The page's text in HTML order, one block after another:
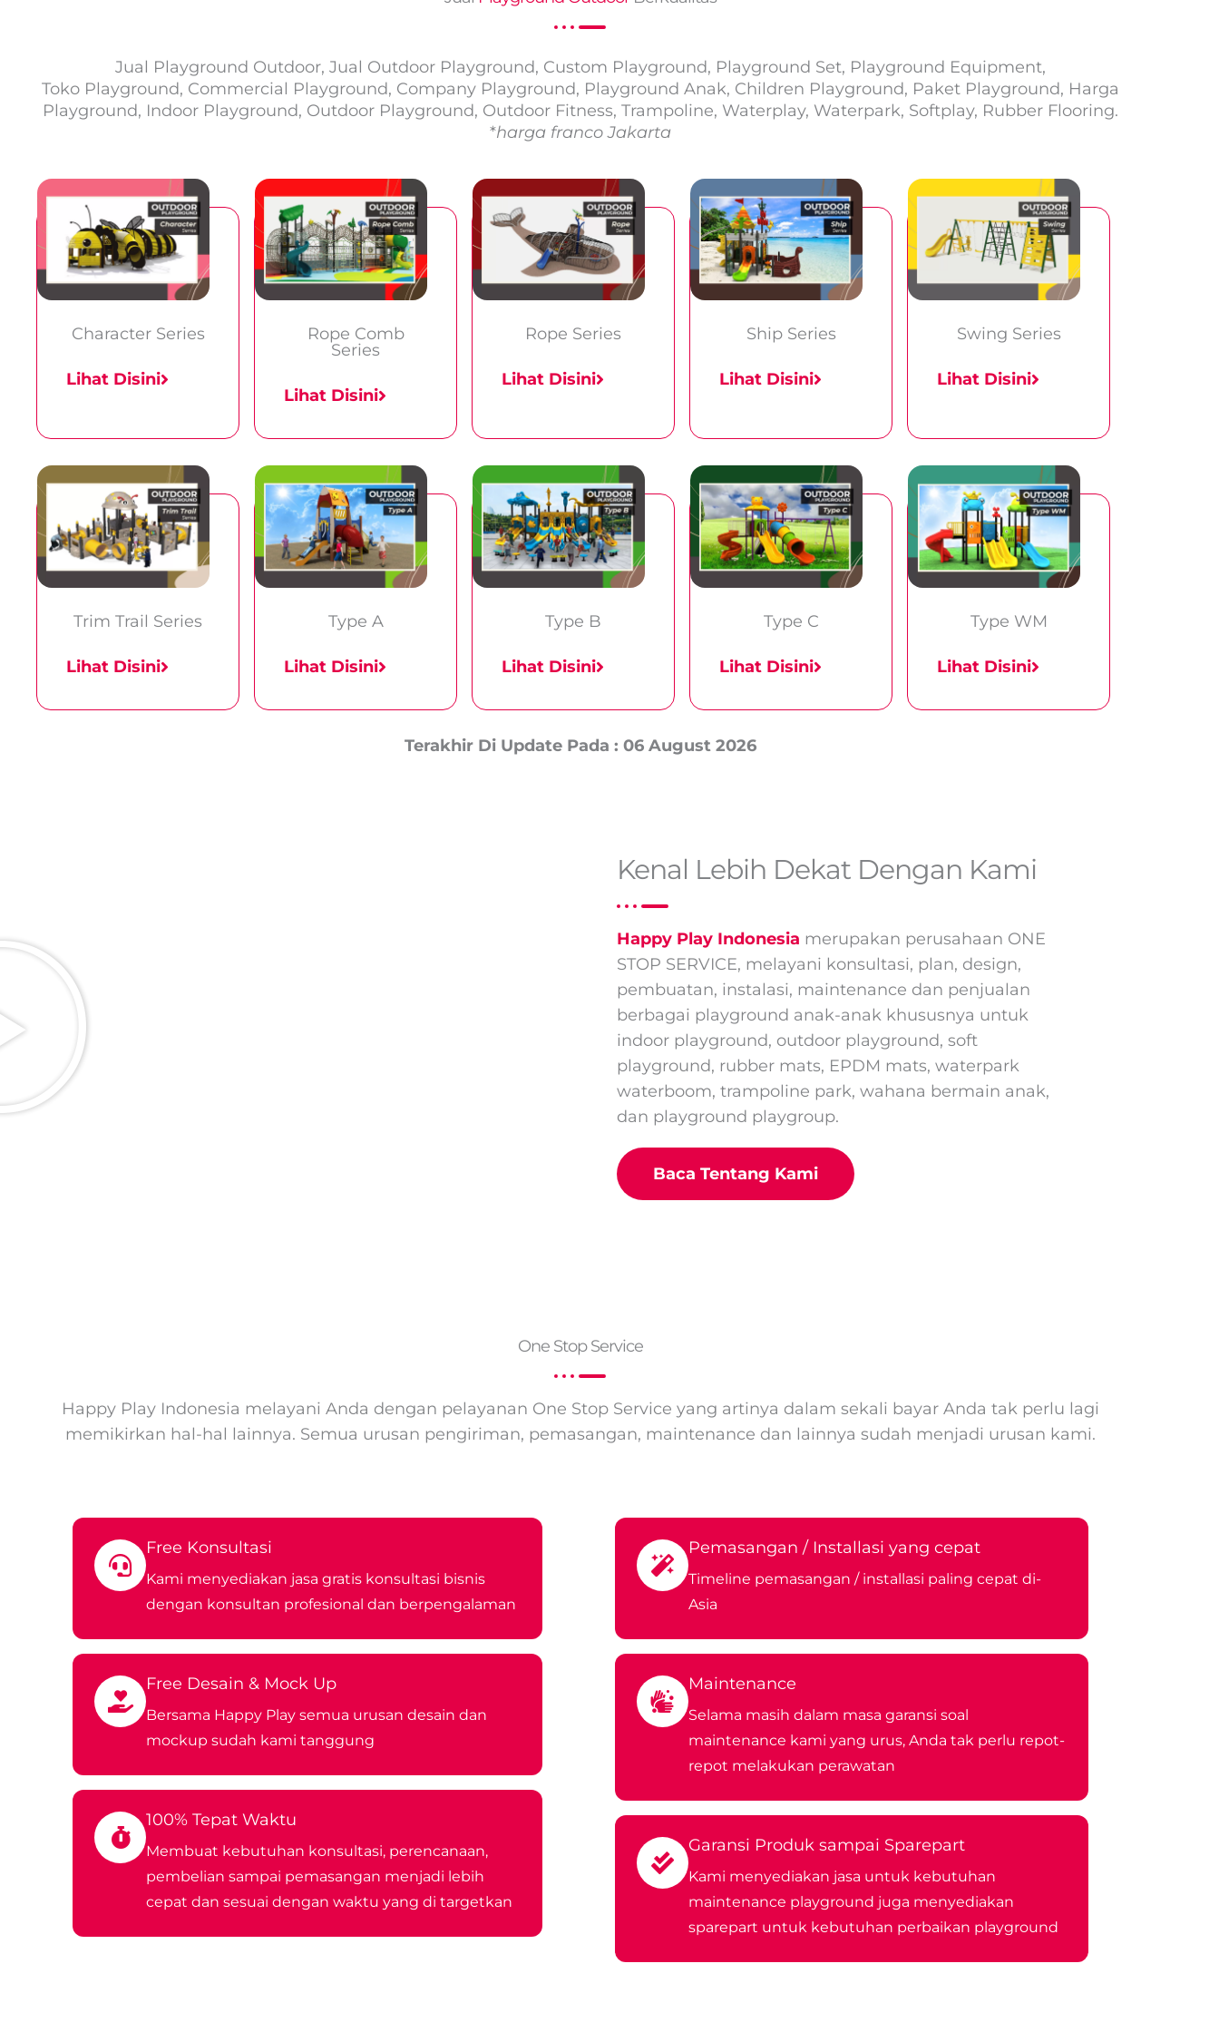
Jual Playground Outdoor, Jual Outdoor Playground, Custom Playground, Playground Set, Playground Equipment,
Toko Playground, Commercial Playground, Company Playground, Playground Anak, Children Playground, Paket Playground, Harga
Playground, Indoor Playground, Outdoor Playground, Outdoor Fitness, Trampoline, Waterplay, Waterpark, Softplay, Rubber Flooring.
*harga franco Jakarta
Character Series
Lihat Disini
Rope Comb
Series
Lihat Disini
Rope Series
Lihat Disini
Ship Series
Lihat Disini
Swing Series
Lihat Disini
Trim Trail Series
Lihat Disini
Type A
Lihat Disini
Type B
Lihat Disini
Type C
Lihat Disini
Type WM
Lihat Disini
Terakhir Di Update Pada : 06 August 2026
Kenal Lebih Dekat Dengan Kami
Happy Play Indonesia merupakan perusahaan ONE
STOP SERVICE, melayani konsultasi, plan, design,
pembuatan, instalasi, maintenance dan penjualan
berbagai playground anak-anak khususnya untuk
indoor playground, outdoor playground, soft
playground, rubber mats, EPDM mats, waterpark
waterboom, trampoline park, wahana bermain anak,
dan playground playgroup.
Baca Tentang Kami
One Stop Service
Happy Play Indonesia melayani Anda dengan pelayanan One Stop Service yang artinya dalam sekali bayar Anda tak perlu lagi
memikirkan hal-hal lainnya. Semua urusan pengiriman, pemasangan, maintenance dan lainnya sudah menjadi urusan kami.
Free Konsultasi
Kami menyediakan jasa gratis konsultasi bisnis
dengan konsultan profesional dan berpengalaman
Free Desain & Mock Up
Bersama Happy Play semua urusan desain dan
mockup sudah kami tanggung
100% Tepat Waktu
Membuat kebutuhan konsultasi, perencanaan,
pembelian sampai pemasangan menjadi lebih
cepat dan sesuai dengan waktu yang di targetkan
Pemasangan / Installasi yang cepat
Timeline pemasangan / installasi paling cepat di-
Asia
Maintenance
Selama masih dalam masa garansi soal
maintenance kami yang urus, Anda tak perlu repot-
repot melakukan perawatan
Garansi Produk sampai Sparepart
Kami menyediakan jasa untuk kebutuhan
maintenance playground juga menyediakan
sparepart untuk kebutuhan perbaikan playground